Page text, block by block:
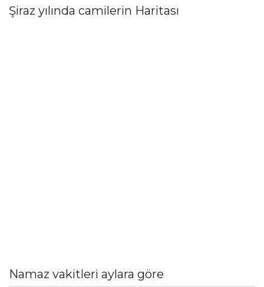
Şiraz yılında camilerin Haritası
Namaz vakitleri aylara göre